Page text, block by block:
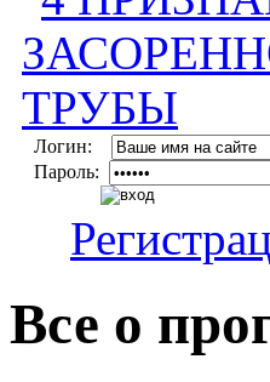
Логин:
Пароль:
Все о